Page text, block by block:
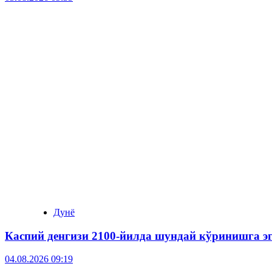
Дунё
Каспий денгизи 2100-йилда шундай кўринишга
04.08.2026 09:19